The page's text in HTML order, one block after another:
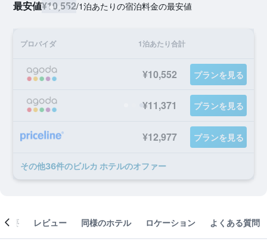
最安値¥10,552/1泊あたりの宿泊料金の最安値
プロバイダ 1泊あたり合計
¥10,552 プランを見る
¥11,371 プランを見る
¥12,977 プランを見る
​その他36​件のビルカ ホテルのオファー
概要 レビュー 同様のホテル ロケーション よくある質問